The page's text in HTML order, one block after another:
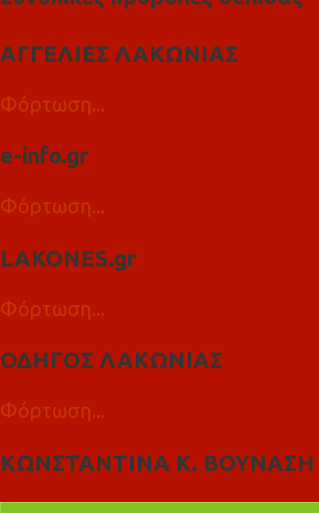
ΑΓΓΕΛΙΕΣ ΛΑΚΩΝΙΑΣ
Φόρτωση...
e-info.gr
Φόρτωση...
LAKONES.gr
Φόρτωση...
ΟΔΗΓΟΣ ΛΑΚΩΝΙΑΣ
Φόρτωση...
ΚΩΝΣΤΑΝΤΙΝΑ Κ. ΒΟΥΝΑΣΗ